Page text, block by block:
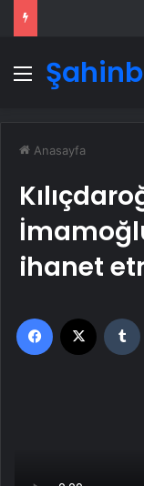
Menü
Anasayfa
ihanet
Facebook